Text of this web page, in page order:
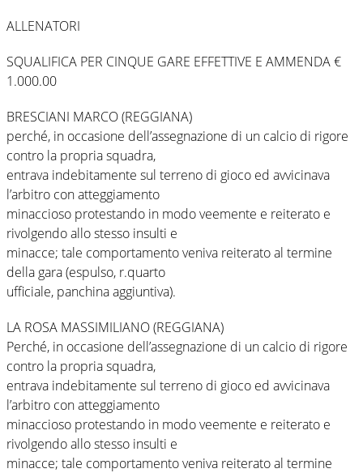
ALLENATORI
SQUALIFICA PER CINQUE GARE EFFETTIVE E AMMENDA €
1.000.00
BRESCIANI MARCO (REGGIANA)
perché, in occasione dell’assegnazione di un calcio di rigore
contro la propria squadra,
entrava indebitamente sul terreno di gioco ed avvicinava
l’arbitro con atteggiamento
minaccioso protestando in modo veemente e reiterato e
rivolgendo allo stesso insulti e
minacce; tale comportamento veniva reiterato al termine
della gara (espulso, r.quarto
ufficiale, panchina aggiuntiva).
LA ROSA MASSIMILIANO (REGGIANA)
Perché, in occasione dell’assegnazione di un calcio di rigore
contro la propria squadra,
entrava indebitamente sul terreno di gioco ed avvicinava
l’arbitro con atteggiamento
minaccioso protestando in modo veemente e reiterato e
rivolgendo allo stesso insulti e
minacce; tale comportamento veniva reiterato al termine